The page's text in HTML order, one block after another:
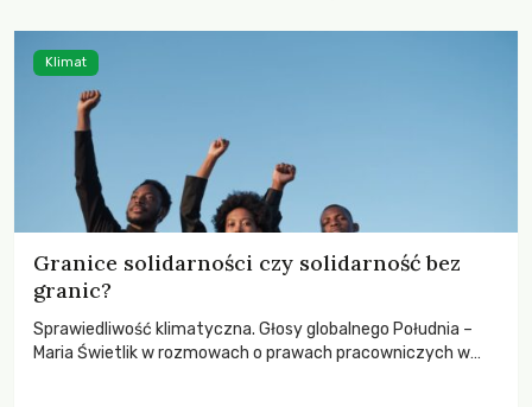
Granice solidarności czy solidarność bez
granic?
Sprawiedliwość klimatyczna. Głosy globalnego Południa –
Maria Świetlik w rozmowach o prawach pracowniczych w
Klimat